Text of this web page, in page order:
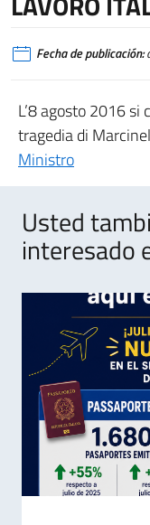
Fecha de publicación:
L’8 agosto 2016
tragedia di
Ministro
Usted
interesado